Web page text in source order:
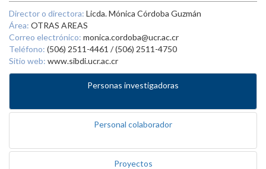
Director o directora: Licda. Mónica Córdoba Guzmán
Área: OTRAS AREAS
Correo electrónico: monica.cordoba@ucr.ac.cr
Teléfono: (506) 2511-4461 / (506) 2511-4750
Sitio web: www.sibdi.ucr.ac.cr
Personas investigadoras
Personal colaborador
Proyectos